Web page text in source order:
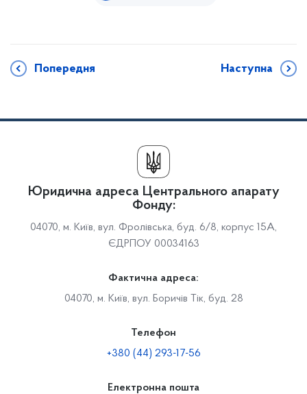
Попередня Наступна
Юридична адреса Центрального апарату
Фонду:
04070, м. Київ, вул. Фролівська, буд. 6/8, корпус 15А,
ЄДРПОУ 00034163
Фактична адреса:
04070, м. Київ, вул. Боричів Тік, буд. 28
Телефон
+380 (44) 293-17-56
Електронна пошта